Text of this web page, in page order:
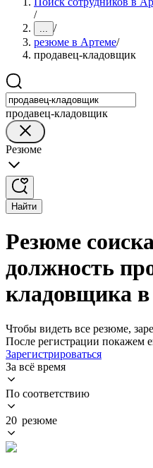
/
... /
резюме в Артеме/
продавец-кладовщик
продавец-кладовщик
Резюме
Найти
Резюме
должность
кладовщика
Чтобы видеть все резюме,
После регистрации покажем
Зарегистрироваться
За всё время
По соответствию
20 резюме